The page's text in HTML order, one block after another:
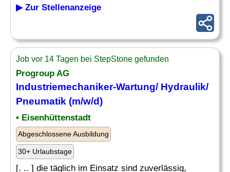
▶ Zur Stellenanzeige
Job vor 14 Tagen bei StepStone gefunden
Progroup AG
Industriemechaniker-Wartung/ Hydraulik/
Pneumatik (m/w/d)
• Eisenhüttenstadt
Abgeschlossene Ausbildung
30+ Urlaubstage
[. .. ] die täglich im Einsatz sind zuverlässig,